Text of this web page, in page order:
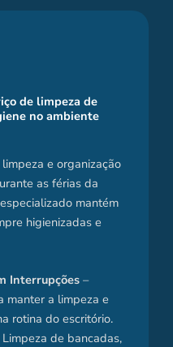
de limpeza de
no ambiente
e organização
as férias da
mantém
higienizadas e
Interrupções –
manter a limpeza e
rotina do escritório.
Limpeza de bancadas,